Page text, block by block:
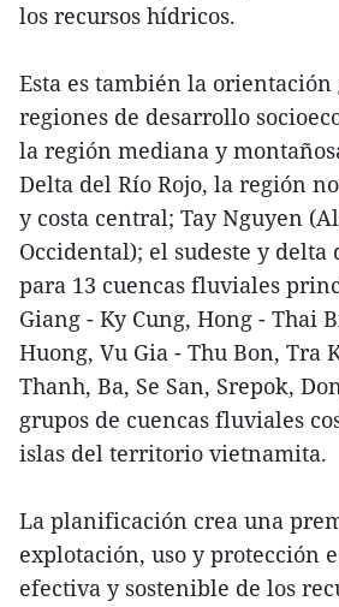
los recursos hídricos.
Esta es también la
regiones de desarrollo
la región mediana y
Delta del Río Rojo, la región
y costa central; Tay Nguyen
Occidental); el sudeste y
para 13 cuencas fluviales
Giang - Ky Cung, Hong - Thai
Huong, Vu Gia - Thu Bon, Tra
Thanh, Ba, Se San, Srepok,
grupos de cuencas fluviales
islas del territorio vietnamita.
La planificación crea una
explotación, uso y protección
efectiva y sostenible de los